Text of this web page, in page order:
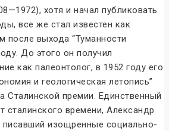
хотя и начал публиковать
все же стал известен как
после выхода “Туманности
До этого он получил
как палеонтолог, в 1952 году его
и геологическая летопись”
Сталинской премии. Единственный
времени, Александр
писавший изощренные социально-